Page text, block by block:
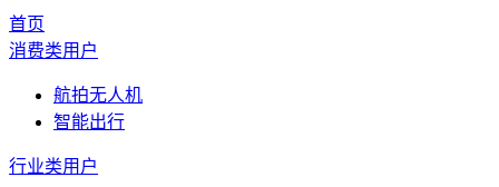
首页
消费类用户
航拍无人机
智能出行
行业类用户